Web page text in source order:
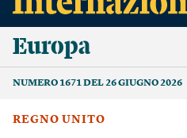
Europa
NUMERO 1671 DEL 26 GIUGNO 2026
REGNO UNITO